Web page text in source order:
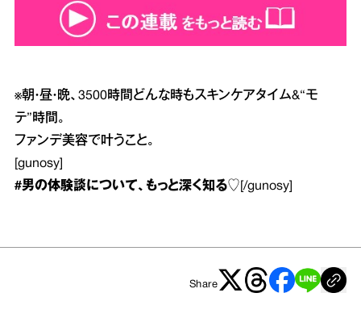
※朝・昼・晩、3500時間どんな時もスキンケアタイム&“モ
テ”時間。
ファンデ美容で叶うこと。
[gunosy]
#男の体験談について、もっと深く知る♡ [/gunosy]
Share